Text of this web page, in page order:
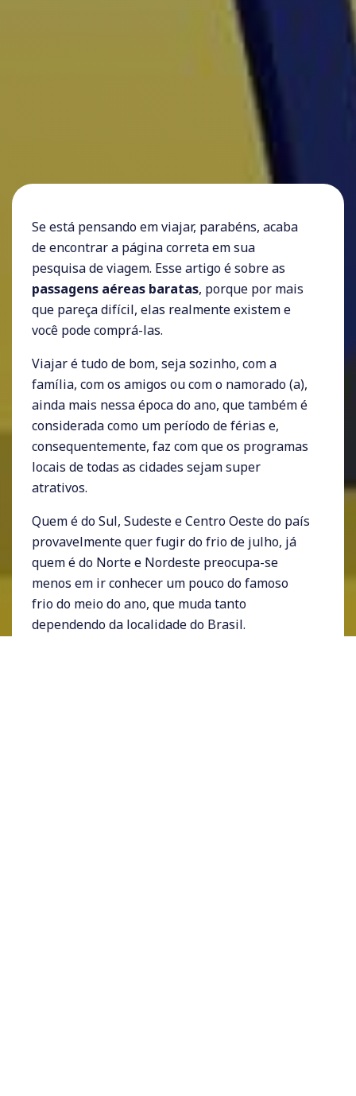
Se está pensando em viajar, parabéns, acaba
de encontrar a página correta em sua
pesquisa de viagem. Esse artigo é sobre as
passagens aéreas baratas, porque por mais
que pareça difícil, elas realmente existem e
você pode comprá-las.
Viajar é tudo de bom, seja sozinho, com a
família, com os amigos ou com o namorado (a),
ainda mais nessa época do ano, que também é
considerada como um período de férias e,
consequentemente, faz com que os programas
locais de todas as cidades sejam super
atrativos.
Quem é do Sul, Sudeste e Centro Oeste do país
provavelmente quer fugir do frio de julho, já
quem é do Norte e Nordeste preocupa-se
menos em ir conhecer um pouco do famoso
frio do meio do ano, que muda tanto
dependendo da localidade do Brasil.